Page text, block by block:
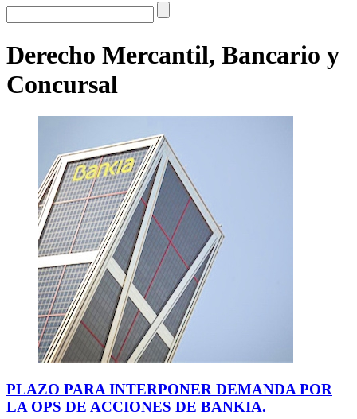
Derecho Mercantil, Bancario y
Concursal
PLAZO PARA INTERPONER DEMANDA POR
LA OPS DE ACCIONES DE BANKIA.